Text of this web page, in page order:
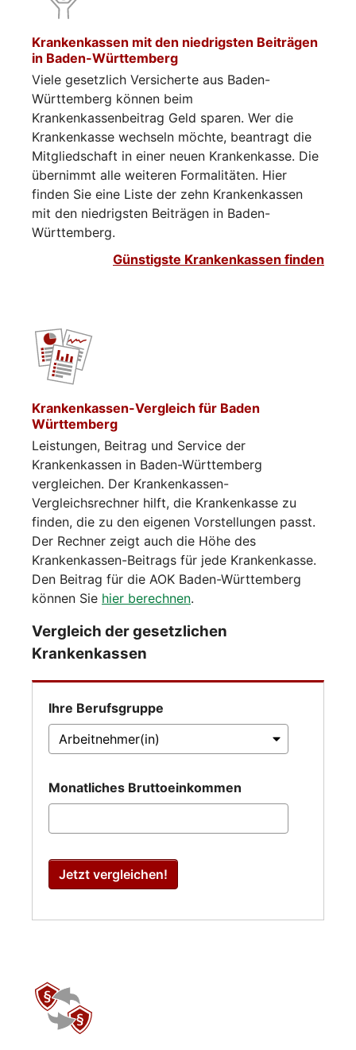
Krankenkassen mit den niedrigsten Beiträgen
in Baden-Württemberg
Viele gesetzlich Versicherte aus Baden-
Württemberg können beim
Krankenkassenbeitrag Geld sparen. Wer die
Krankenkasse wechseln möchte, beantragt die
Mitgliedschaft in einer neuen Krankenkasse. Die
übernimmt alle weiteren Formalitäten. Hier
finden Sie eine Liste der zehn Krankenkassen
mit den niedrigsten Beiträgen in Baden-
Württemberg.
Günstigste Krankenkassen finden
Krankenkassen-Vergleich für Baden
Württemberg
Leistungen, Beitrag und Service der
Krankenkassen in Baden-Württemberg
vergleichen. Der Krankenkassen-
Vergleichsrechner hilft, die Krankenkasse zu
finden, die zu den eigenen Vorstellungen passt.
Der Rechner zeigt auch die Höhe des
Krankenkassen-Beitrags für jede Krankenkasse.
Den Beitrag für die AOK Baden-Württemberg
können Sie hier berechnen.
Vergleich der gesetzlichen
Krankenkassen
Ihre Berufsgruppe
Monatliches Bruttoeinkommen
Jetzt vergleichen!